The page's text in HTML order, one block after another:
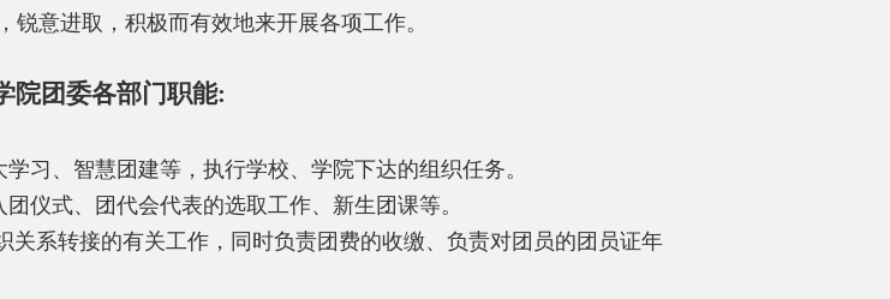
意进取，积极而有效地来开展各项工作。
院团委各部门职能:
习、智慧团建等，执行学校、学院下达的组织任务。
仪式、团代会代表的选取工作、新生团课等。
系转接的有关工作，同时负责团费的收缴、负责对团员的团员证年